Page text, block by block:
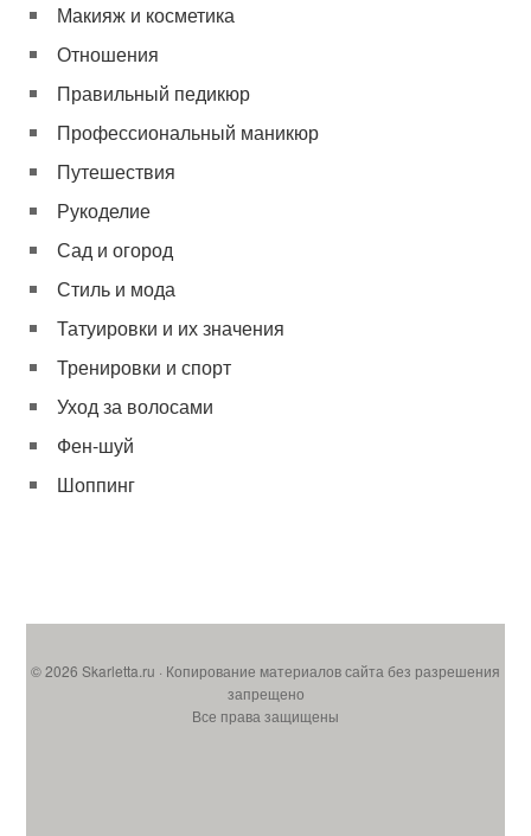
Макияж и косметика
Отношения
Правильный педикюр
Профессиональный маникюр
Путешествия
Рукоделие
Сад и огород
Стиль и мода
Татуировки и их значения
Тренировки и спорт
Уход за волосами
Фен-шуй
Шоппинг
© 2026 Skarletta.ru · Копирование материалов сайта без разрешения
запрещено
Все права защищены